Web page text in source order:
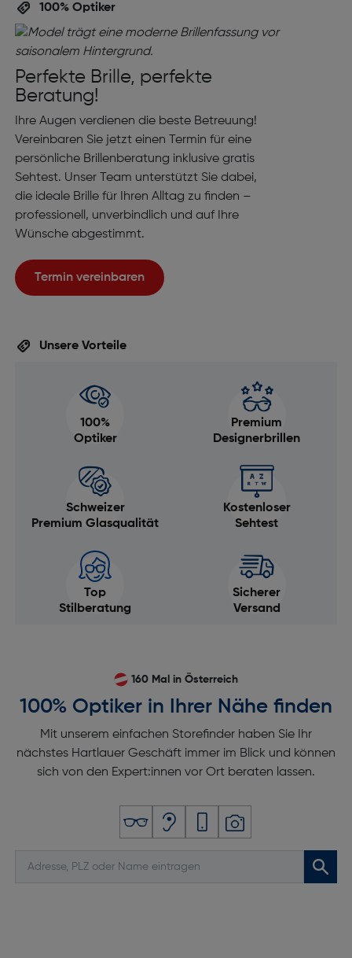
100% Optiker
Perfekte Brille, perfekte
Beratung!
Ihre Augen verdienen die beste Betreuung!
Vereinbaren Sie jetzt einen Termin für eine
persönliche Brillenberatung inklusive gratis
Sehtest. Unser Team unterstützt Sie dabei,
die ideale Brille für Ihren Alltag zu finden –
professionell, unverbindlich und auf Ihre
Wünsche abgestimmt.
Termin vereinbaren
Unsere Vorteile
100%
Optiker
Premium
Designerbrillen
Schweizer
Premium Glasqualität
Kostenloser
Sehtest
Top
Stilberatung
Sicherer
Versand
160 Mal in Österreich
100% Optiker in Ihrer Nähe finden
Mit unserem einfachen Storefinder haben Sie Ihr
nächstes Hartlauer Geschäft immer im Blick und können
sich von den Expert:innen vor Ort beraten lassen.